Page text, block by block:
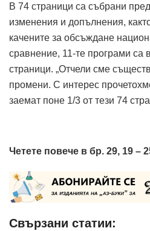
В 74 страници са събрани
изменения и допълнения,
качените за обсъждане
сравнение, 11-те програми са
страници. „Отчели сме
промени. С интерес
заемат поне 1/3 от тези 74
Четете повече в бр. 29, 19 –
Свързани статии: